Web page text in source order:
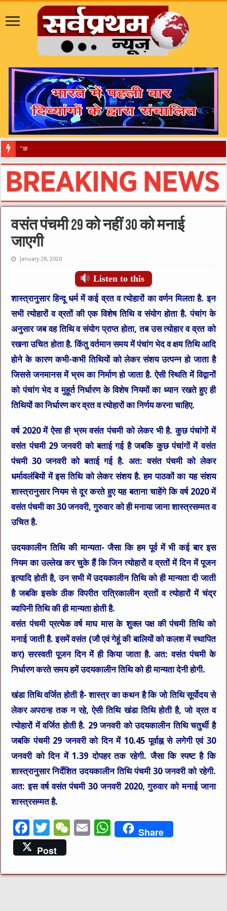
​”कानून तो बदल गया 2016 में, दिव्यांगों के
वसंत पंचमी 29 को नहीं 30 को मनाई
जाएगी
January 28, 2020
Listen to this
शास्त्रानुसार हिन्दू धर्म में कई व्रत व त्योहारों का वर्णन मिलता है. इन
सभी त्योहारों व व्रतों की एक विशेष तिथि व संयोग होता है. पंचांग के
अनुसार जब वह तिथि व संयोग प्राप्त होता, तब उस त्योहार व व्रत को
रखना उचित होता है. किंतु वर्तमान समय में पंचांग भेद व क्षय तिथि आदि
होने के कारण कभी-कभी तिथियों को लेकर संशय उत्पन्न हो जाता है
जिससे जनमानस में भ्रम का निर्माण हो जाता है. ऐसी स्थिति में विद्वानों
को पंचांग भेद व मुहूर्त निर्धारण के विशेष नियमों का ध्यान रखते हुए ही
तिथियों का निर्धारण कर व्रत व त्योहारों का निर्णय करना चाहिए.
वर्ष 2020 में ऐसा ही भ्रम वसंत पंचमी को लेकर भी है. कुछ पंचांगों में
वसंत पंचमी 29 जनवरी को बताई गई है जबकि कुछ पंचांगों में वसंत
पंचमी 30 जनवरी को बताई गई है. अत: वसंत पंचमी को लेकर
धर्मावलंबियों में इस तिथि को लेकर संशय है. हम पाठकों का यह संशय
शास्त्रानुसार नियम से दूर करते हुए यह बताना चाहेंगे कि वर्ष 2020 में
वसंत पंचमी का 30 जनवरी, गुरुवार को ही मनाया जाना शास्त्रसम्मत व
उचित है.
उदयकालीन तिथि की मान्यता- जैसा कि हम पूर्व में भी कई बार इस
नियम का उल्लेख कर चुके हैं कि जिन त्योहारों व व्रतों में दिन में पूजन
इत्यादि होती है, उन सभी में उदयकालीन तिथि को ही मान्यता दी जाती
है जबकि इसके ठीक विपरीत रात्रिकालीन व्रतों व त्योहारों में चंद्र
व्यापिनी तिथि की ही मान्यता होती है.
वसंत पंचमी प्रत्येक वर्ष माघ मास के शुक्ल पक्ष की पंचमी तिथि को
मनाई जाती है. इसमें वसंत (जौ एवं गेहूं की बालियों को कलश में स्थापित
कर) सरस्वती पूजन दिन में ही किया जाता है. अत: वसंत पंचमी के
निर्धारण करते समय हमें उदयकालीन तिथि को ही मान्यता देनी होगी.
खंडा तिथि वर्जित होती है- शास्त्र का कथन है कि जो तिथि सूर्योदय से
लेकर अपरान्ह तक न रहे, ऐसी तिथि खंडा तिथि होती है, जो व्रत व
त्योहारों में वर्जित होती है. 29 जनवरी को उदयकालीन तिथि चतुर्थी है
जबकि पंचमी 29 जनवरी को दिन में 10.45 पूर्वाह्न से लगेगी एवं 30
जनवरी को दिन में 1.39 दोपहर तक रहेगी. जैसा कि स्पष्ट है कि
शास्त्रानुसार निर्देशित उदयकालीन तिथि पंचमी 30 जनवरी को रहेगी.
अत: इस वर्ष वसंत पंचमी 30 जनवरी 2020, गुरुवार को मनाई जाना
शास्त्रसम्मत है.
F
a
c
e
T
w
it
te
W
h
E
l
W
h
s
Share
Post